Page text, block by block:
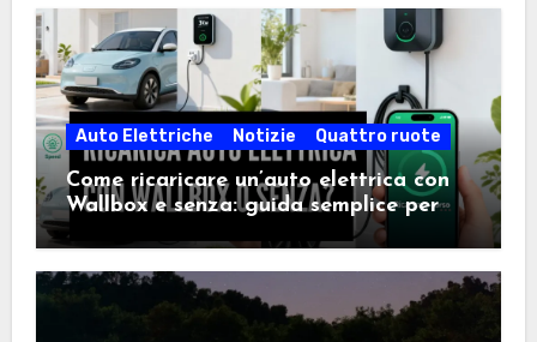
Auto Elettriche Notizie Quattro ruote
Come ricaricare un’auto elettrica con
Wallbox e senza: guida semplice per
scegliere la soluzione giusta